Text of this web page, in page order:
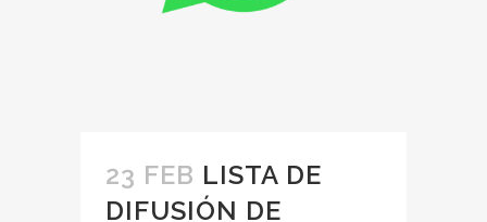
23 FEB LISTA DE
DIFUSIÓN DE